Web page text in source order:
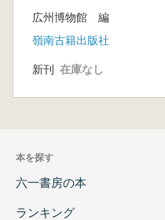
広州博物館 編
嶺南古籍出版社
新刊 在庫なし
本を探す
六一書房の本
ランキング